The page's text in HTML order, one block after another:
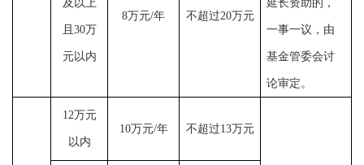
延长资助的，
一事一议 ， 由
基金管委会讨
论审定。
及以上
且 30万
元以内
8万元/年 不超过20万元
12万元
以内
10万元/年 不超过13万元